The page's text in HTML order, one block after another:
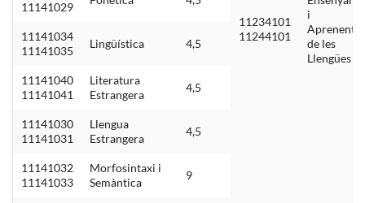
11234101
11244101
i
de les
Llengües I
11141029
11141034
11141035
Lingüística 4,5
11141040
11141041
Literatura
Estrangera
4,5
11141030
11141031
Llengua
Estrangera
4,5
11141032
11141033
Morfosintaxi i
Semàntica
9